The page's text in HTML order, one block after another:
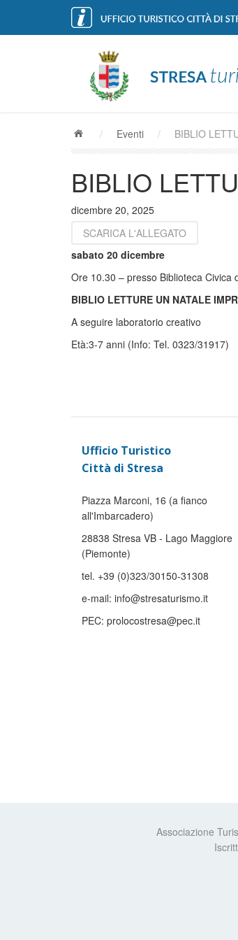
/ Eventi / BIBLIO
BIBLIO
dicembre 20, 2025
SCARICA L'ALLEGATO
sabato 20 dicembre
Ore 10.30 – presso Biblioteca Civica
BIBLIO LETTURE UN NATALE
A seguire laboratorio creativo
Età:3-7 anni (Info: Tel. 0323/31917)
Ufficio Turistico
Città di Stresa
Piazza Marconi, 16 (a fianco
all'Imbarcadero)
28838 Stresa VB - Lago Maggiore
(Piemonte)
tel. +39 (0)323/30150-31308
e-mail: info@stresaturismo.it
PEC: prolocostresa@pec.it
Associazione